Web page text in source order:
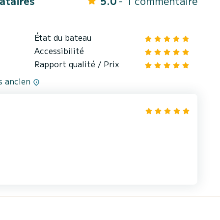
État du bateau
Accessibilité
Rapport qualité / Prix
ancien